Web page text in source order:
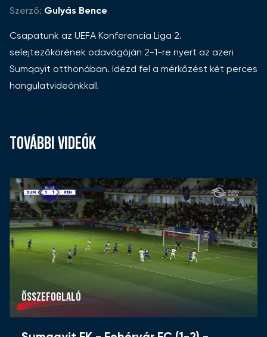
Szerző: Gulyás Bence
Csapatunk az UEFA Konferencia Liga 2.
selejtezőkörének odavágóján 2-1-re nyert az azeri
Sumqayit otthonában. Idézd fel a mérkőzést két perces
hangulatvideónkkal!
TOVÁBBI VIDEÓK
ÖSSZEFOGLALÓ